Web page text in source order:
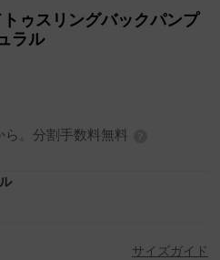
ゥスリングバックパンプ
ラル
。分割手数料無料
サイズガイド